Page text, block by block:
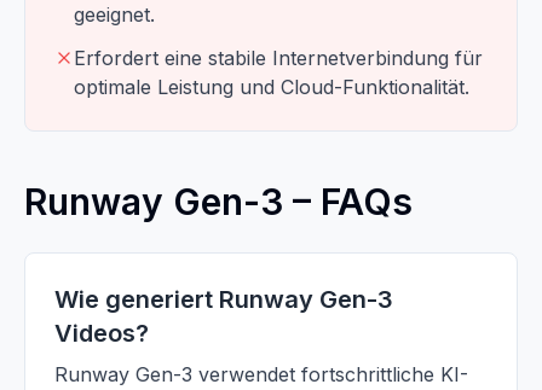
geeignet.
Erfordert eine stabile Internetverbindung für
optimale Leistung und Cloud-Funktionalität.
Runway Gen-3 – FAQs
Wie generiert Runway Gen-3
Videos?
Runway Gen-3 verwendet fortschrittliche KI-